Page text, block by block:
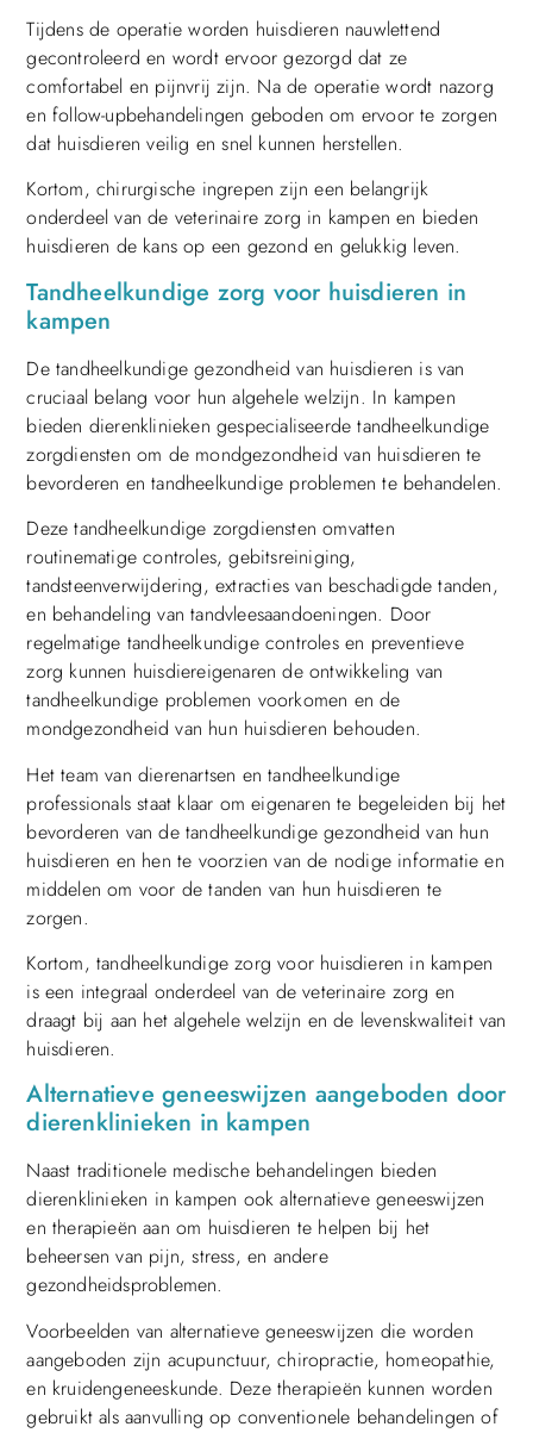
Tijdens de operatie worden huisdieren nauwlettend
gecontroleerd en wordt ervoor gezorgd dat ze
comfortabel en pijnvrij zijn. Na de operatie wordt nazorg
en follow-upbehandelingen geboden om ervoor te zorgen
dat huisdieren veilig en snel kunnen herstellen.
Kortom, chirurgische ingrepen zijn een belangrijk
onderdeel van de veterinaire zorg in kampen en bieden
huisdieren de kans op een gezond en gelukkig leven.
Tandheelkundige zorg voor huisdieren in
kampen
De tandheelkundige gezondheid van huisdieren is van
cruciaal belang voor hun algehele welzijn. In kampen
bieden dierenklinieken gespecialiseerde tandheelkundige
zorgdiensten om de mondgezondheid van huisdieren te
bevorderen en tandheelkundige problemen te behandelen.
Deze tandheelkundige zorgdiensten omvatten
routinematige controles, gebitsreiniging,
tandsteenverwijdering, extracties van beschadigde tanden,
en behandeling van tandvleesaandoeningen. Door
regelmatige tandheelkundige controles en preventieve
zorg kunnen huisdiereigenaren de ontwikkeling van
tandheelkundige problemen voorkomen en de
mondgezondheid van hun huisdieren behouden.
Het team van dierenartsen en tandheelkundige
professionals staat klaar om eigenaren te begeleiden bij het
bevorderen van de tandheelkundige gezondheid van hun
huisdieren en hen te voorzien van de nodige informatie en
middelen om voor de tanden van hun huisdieren te
zorgen.
Kortom, tandheelkundige zorg voor huisdieren in kampen
is een integraal onderdeel van de veterinaire zorg en
draagt bij aan het algehele welzijn en de levenskwaliteit van
huisdieren.
Alternatieve geneeswijzen aangeboden door
dierenklinieken in kampen
Naast traditionele medische behandelingen bieden
dierenklinieken in kampen ook alternatieve geneeswijzen
en therapieën aan om huisdieren te helpen bij het
beheersen van pijn, stress, en andere
gezondheidsproblemen.
Voorbeelden van alternatieve geneeswijzen die worden
aangeboden zijn acupunctuur, chiropractie, homeopathie,
en kruidengeneeskunde. Deze therapieën kunnen worden
gebruikt als aanvulling op conventionele behandelingen of